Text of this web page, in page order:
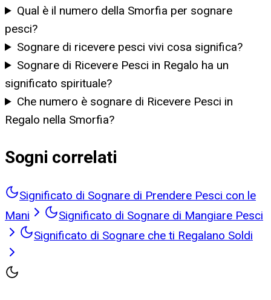
Qual è il numero della Smorfia per sognare
pesci?
Sognare di ricevere pesci vivi cosa significa?
Sognare di Ricevere Pesci in Regalo ha un
significato spirituale?
Che numero è sognare di Ricevere Pesci in
Regalo nella Smorfia?
Sogni correlati
Significato di Sognare di Prendere Pesci con le
Mani
Significato di Sognare di Mangiare Pesci
Significato di Sognare che ti Regalano Soldi